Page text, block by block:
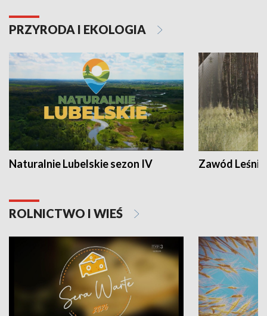
PRZYRODA I EKOLOGIA
Naturalnie Lubelskie sezon IV Zawód Leśnik
ROLNICTWO I WIEŚ